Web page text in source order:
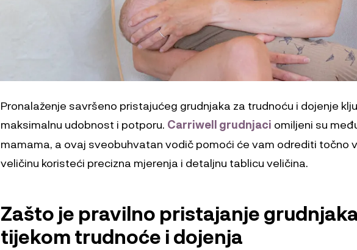
Pronalaženje savršeno pristajućeg grudnjaka za trudnoću i dojenje
maksimalnu udobnost i potporu. Carriwell grudnjaci omiljeni su
mamama, a ovaj sveobuhvatan vodič pomoći će vam odrediti točno
veličinu koristeći precizna mjerenja i detaljnu tablicu veličina.
Zašto je pravilno pristajanje
tijekom trudnoće i dojenja